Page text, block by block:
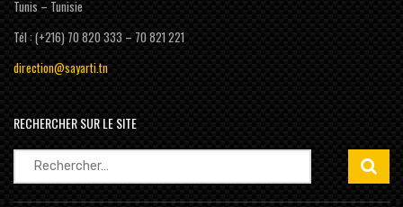
Tunis – Tunisie
Tél : (+216) 70 820 333 – 70 821 221
direction@sayarti.tn
RECHERCHER SUR LE SITE
Rechercher :